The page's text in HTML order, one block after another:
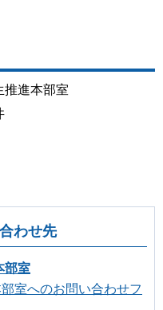
推進本部室
わせ先
部室
室へのお問い合わせフ